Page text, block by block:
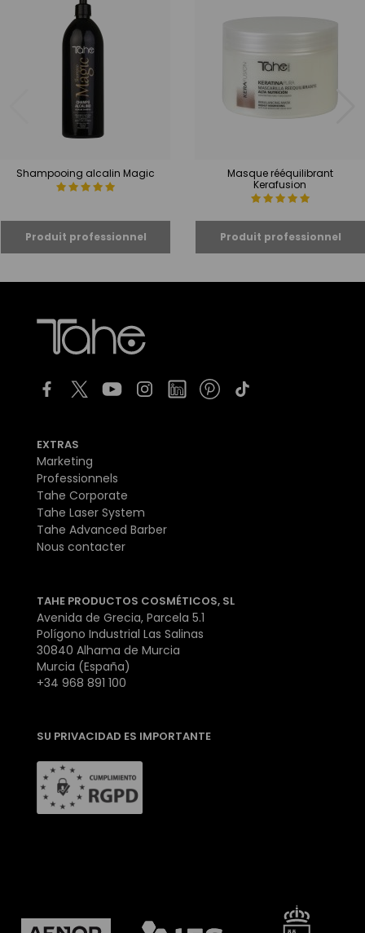
Shampooing alcalin Magic
Masque rééquilibrant
Kerafusion
EXTRAS
Marketing
Professionnels
Tahe Corporate
Tahe Laser System
Tahe Advanced Barber
Nous contacter
TAHE PRODUCTOS COSMÉTICOS, SL
Avenida de Grecia, Parcela 5.1
Polígono Industrial Las Salinas
30840 Alhama de Murcia
Murcia (España)
+34 968 891 100
SU PRIVACIDAD ES IMPORTANTE